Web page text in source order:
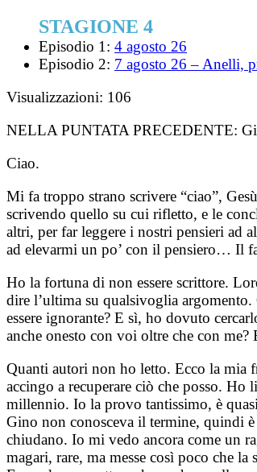
STAGIONE 4
Episodio 1: 4 agosto 26
Episodio 2: 7 agosto 26 – Anelli,
Visualizzazioni: 106
NELLA PUNTATA PRECEDENTE:
Ciao.
Mi fa troppo strano scrivere “ciao”,
scrivendo quello su cui rifletto, e le
altri, per far leggere i nostri pensieri ad
ad elevarmi un po’ con il pensiero… Il
Ho la fortuna di non essere scrittore.
dire l’ultima su qualsivoglia
essere ignorante? E sì, ho dovuto
anche onesto con voi oltre che con me?
Quanti autori non ho letto. Ecco la mia
accingo a recuperare ciò che posso. Ho
millennio. Io la provo tantissimo, è
Gino non conosceva il termine, quindi è
chiudano. Io mi vedo ancora come un
magari, rare, ma messe così poco che